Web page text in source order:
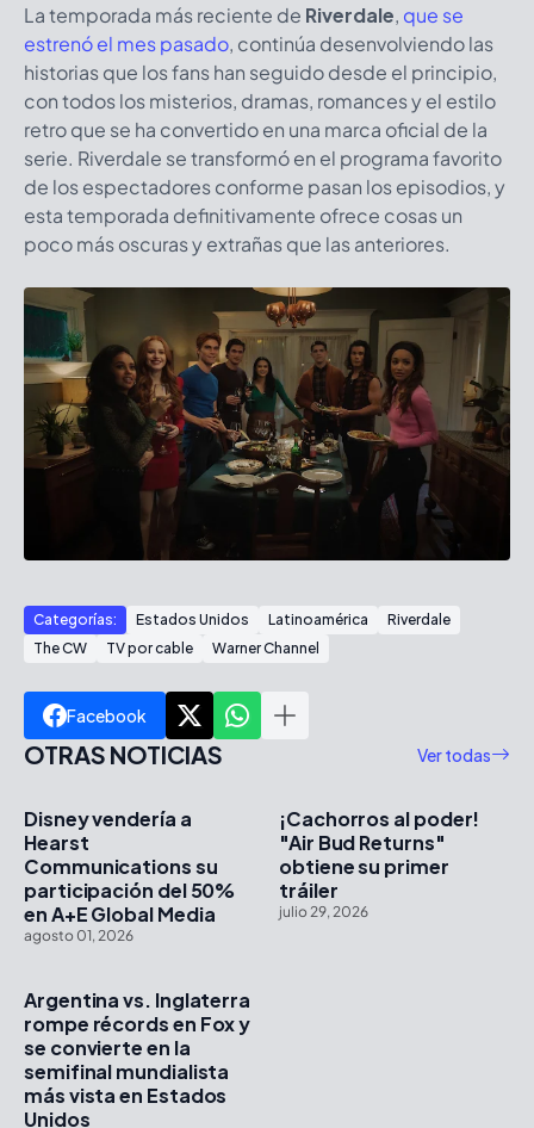
La temporada más reciente de Riverdale, que se
estrenó el mes pasado, continúa desenvolviendo las
historias que los fans han seguido desde el principio,
con todos los misterios, dramas, romances y el estilo
retro que se ha convertido en una marca oficial de la
serie. Riverdale se transformó en el programa favorito
de los espectadores conforme pasan los episodios, y
esta temporada definitivamente ofrece cosas un
poco más oscuras y extrañas que las anteriores.
Categorías: Estados Unidos Latinoamérica
Riverdale
The CW
TV por cable Warner Channel
Facebook
OTRAS NOTICIAS Ver todas
Disney vendería a
Hearst
Communications su
participación del 50%
en A+E Global Media
agosto 01, 2026
¡Cachorros al poder!
"Air Bud Returns"
obtiene su primer
tráiler
julio 29, 2026
Argentina vs. Inglaterra
rompe récords en Fox y
se convierte en la
semifinal mundialista
más vista en Estados
Unidos